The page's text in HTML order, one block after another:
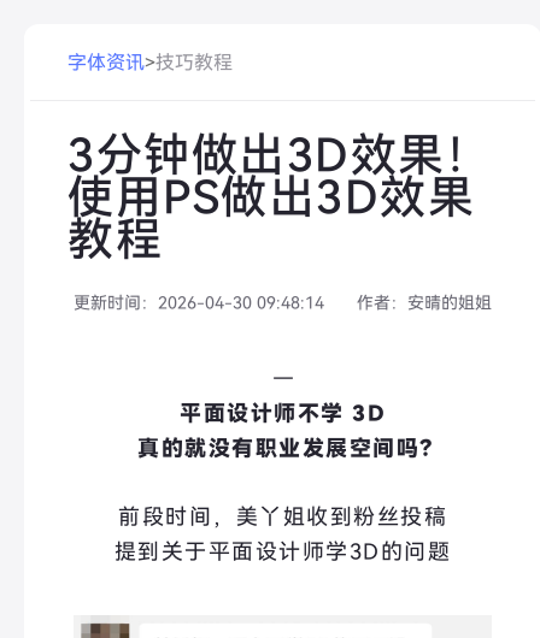
字体资讯>技巧教程
3分钟做出3D效果！
使用PS做出3D效果
教程
更新时间： 2026-04-30 09:48:14 作者： 安晴的姐姐
—
平面设计师不学 3D
真的就没有职业发展空间吗？
前段时间，美丫姐收到粉丝投稿
提到关于平面设计师学3D的问题